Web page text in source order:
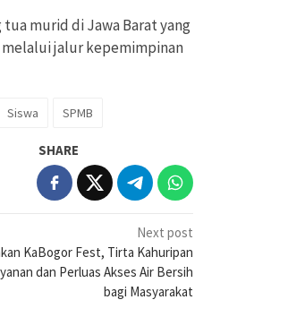
murid di Jawa Barat yang
jalur kepemimpinan
Siswa SPMB
SHARE
Next post
KaBogor Fest, Tirta Kahuripan
dan Perluas Akses Air Bersih
bagi Masyarakat